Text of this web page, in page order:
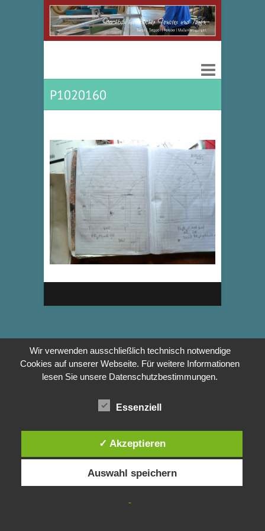
P1020160
Wir verwenden ausschließlich technisch notwendige
Cookies auf unserer Webseite. Für weitere Informationen
lesen Sie unsere Datenschutzbestimmungen.
Essenziell
✓ Akzeptieren
Auswahl speichern
-